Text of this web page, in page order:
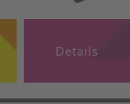
Details